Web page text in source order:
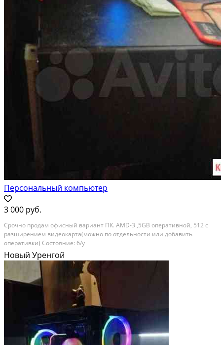
Персональный компьютер
3 000 руб.
Срочно продам офисный вариант ПК. AMD-3 ,5GB оперативной, 512 с
разширением видеокарта(можно по отдельности или добавить
оперативки) Состояние: б/у
Новый Уренгой